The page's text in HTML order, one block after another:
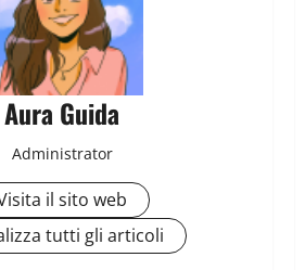
Aura Guida
Administrator
il sito web
tutti gli articoli